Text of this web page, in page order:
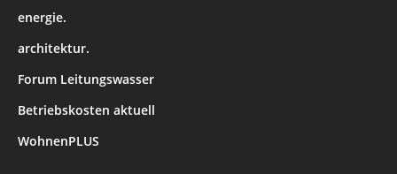
energie.
architektur.
Forum Leitungswasser
Betriebskosten aktuell
WohnenPLUS